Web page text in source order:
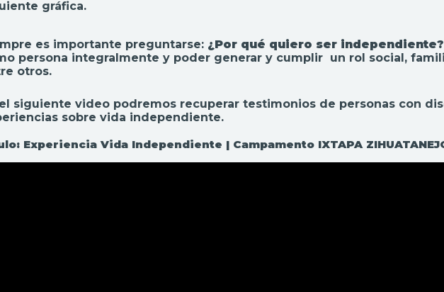
gráfica.
es importante preguntarse: ¿Por qué quiero ser independiente?
persona integralmente y poder generar y cumplir un rol social,
otros.
siguiente video podremos recuperar testimonios de personas con
sobre vida independiente.
Experiencia Vida Independiente | Campamento IXTAPA